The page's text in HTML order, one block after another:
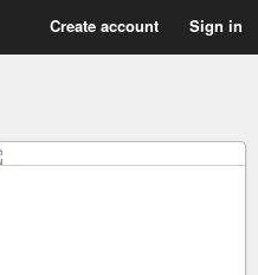
Create account Sign in